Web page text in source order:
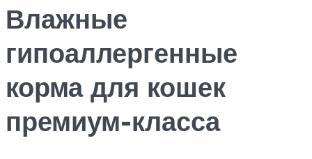
Влажные
гипоаллергенные
корма для кошек
премиум-класса